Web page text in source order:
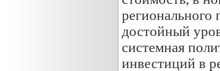
регионального
достойный
системная
инвестиций в